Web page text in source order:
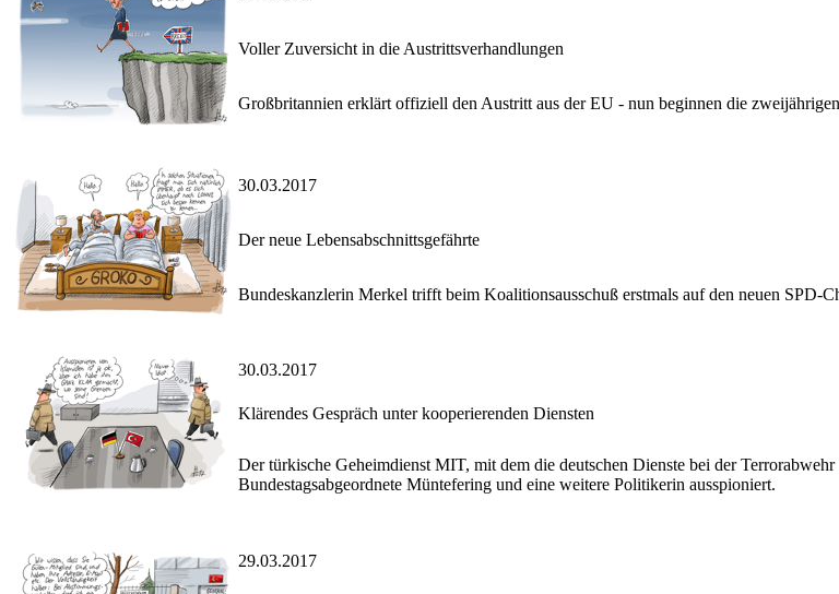
Voller Zuversicht in die Austrittsverhandlungen
Großbritannien erklärt offiziell den Austritt aus der EU - nun beginnen die
30.03.2017
Der neue Lebensabschnittsgefährte
Bundeskanzlerin Merkel trifft beim Koalitionsausschuß erstmals auf den neuen SPD-
30.03.2017
Klärendes Gespräch unter kooperierenden Diensten
Der türkische Geheimdienst MIT, mit dem die deutschen Dienste bei der
Bundestagsabgeordnete Müntefering und eine weitere Politikerin ausspioniert.
29.03.2017